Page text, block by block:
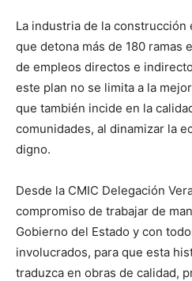
La industria de la
que detona más de 180 ramas
de empleos directos e
este plan no se limita a la
que también incide en la
comunidades, al dinamizar la
digno.
Desde la CMIC Delegación
compromiso de trabajar de
Gobierno del Estado y con
involucrados, para que esta
traduzca en obras de calidad,